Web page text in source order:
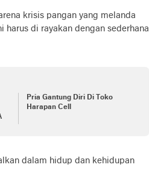
krisis pangan yang melanda
harus di rayakan dengan sederhana
Pria Gantung Diri Di Toko
Harapan Cell
dalam hidup dan kehidupan